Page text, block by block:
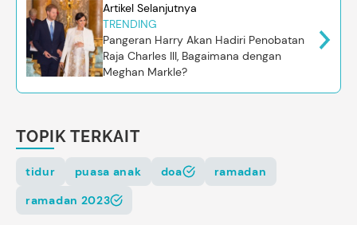
Artikel Selanjutnya
TRENDING
Pangeran Harry Akan Hadiri Penobatan
Raja Charles III, Bagaimana dengan
Meghan Markle?
TOPIK TERKAIT
tidur puasa anak doa
ramadan
ramadan 2023